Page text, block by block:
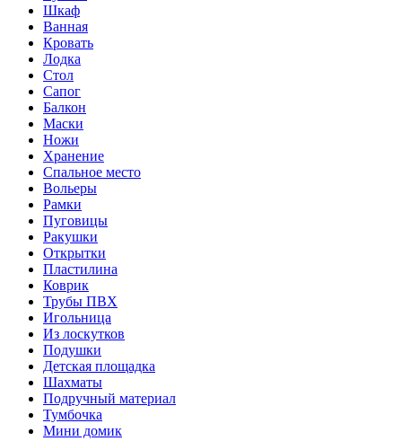
Шкаф
Ванная
Кровать
Лодка
Стол
Сапог
Балкон
Маски
Ножи
Хранение
Спальное место
Вольеры
Рамки
Пуговицы
Ракушки
Открытки
Пластилина
Коврик
Трубы ПВХ
Игольница
Из лоскутков
Подушки
Детская площадка
Шахматы
Подручный материал
Тумбочка
Мини домик